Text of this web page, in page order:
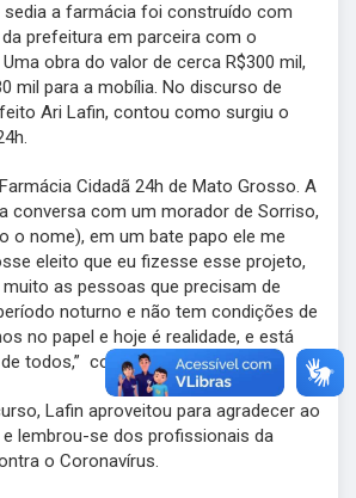
sedia a farmácia foi construído com
prefeitura em parceira com o
obra do valor de cerca R$300 mil,
mil para a mobília. No discurso de
Ari Lafin, contou como surgiu o
Cidadã 24h de Mato Grosso. A
conversa com um morador de Sorriso,
o nome), em um bate papo ele me
eleito que eu fizesse esse projeto,
as pessoas que precisam de
noturno e não tem condições de
no papel e hoje é realidade, e está
todos,” contou o prefeito.
Lafin aproveitou para agradecer ao
lembrou-se dos profissionais da
o Coronavírus.